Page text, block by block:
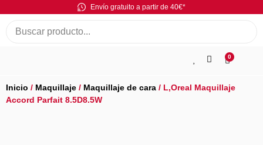
Envío gratuito a partir de 40€*
0
Inicio / Maquillaje / Maquillaje de cara / L,Oreal Maquillaje
Accord Parfait 8.5D8.5W